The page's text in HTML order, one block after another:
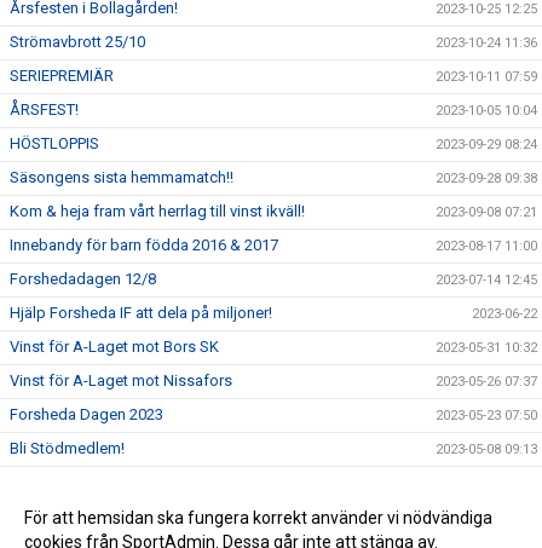
Årsfesten i Bollagården! 2023-10-25 12:25
Strömavbrott 25/10 2023-10-24 11:36
SERIEPREMIÄR 2023-10-11 07:59
ÅRSFEST! 2023-10-05 10:04
HÖSTLOPPIS 2023-09-29 08:24
Säsongens sista hemmamatch!! 2023-09-28 09:38
Kom & heja fram vårt herrlag till vinst ikväll! 2023-09-08 07:21
Innebandy för barn födda 2016 & 2017 2023-08-17 11:00
Forshedadagen 12/8 2023-07-14 12:45
Hjälp Forsheda IF att dela på miljoner! 2023-06-22
Vinst för A-Laget mot Bors SK 2023-05-31 10:32
Vinst för A-Laget mot Nissafors 2023-05-26 07:37
Forsheda Dagen 2023 2023-05-23 07:50
Bli Stödmedlem! 2023-05-08 09:13
Marcus Eng förlänger över 2023! 2022-11-29 16:51
För att hemsidan ska fungera korrekt använder vi nödvändiga
cookies från SportAdmin. Dessa går inte att stänga av.